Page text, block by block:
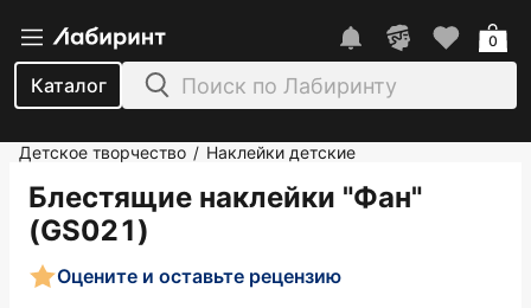
Каталог
0
Детское творчество / Наклейки детские
Блестящие наклейки "Фан"
(GS021)
Оцените и оставьте рецензию